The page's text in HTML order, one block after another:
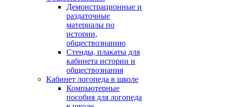
Демонстрационные и
раздаточные
материалы по
истории,
обществознанию
Стенды, плакаты для
кабинета истории и
обществознания
Кабинет логопеда в школе
Компьютерные
пособия для логопеда